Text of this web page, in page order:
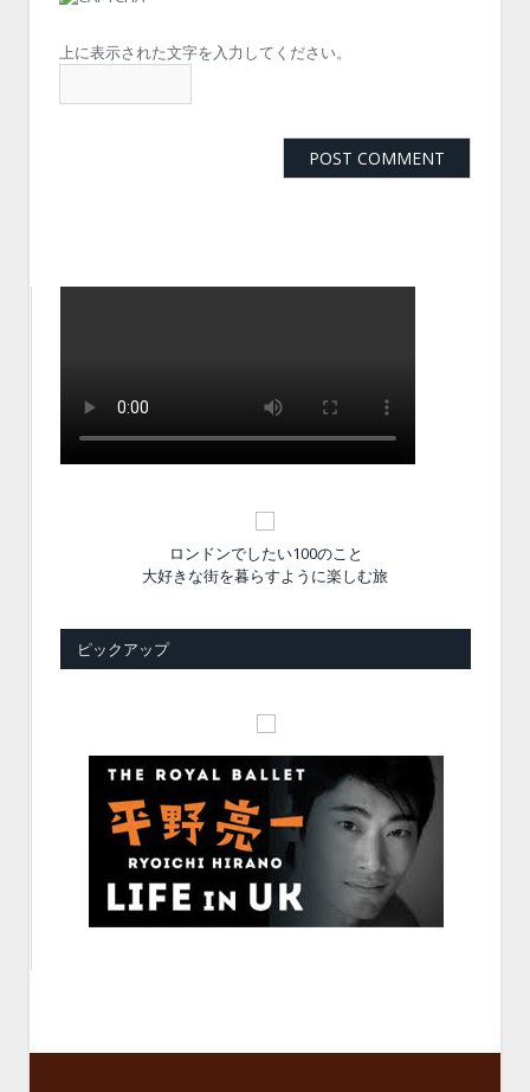
上に表示された文字を入力してください。
ロンドンでしたい100のこと
大好きな街を暮らすように楽しむ旅
ピックアップ